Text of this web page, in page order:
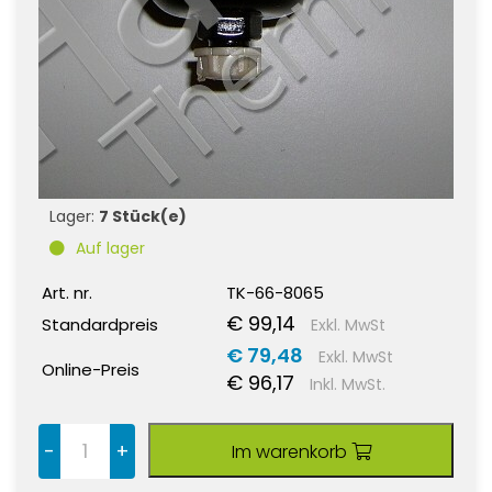
Lager: 7 Stück(e)
Auf lager
Art. nr.
TK-66-8065
Standardpreis
€ 99,14 Exkl. MwSt
Online-Preis
€ 79,48 Exkl. MwSt
€ 96,17 Inkl. MwSt.
- + Im warenkorb